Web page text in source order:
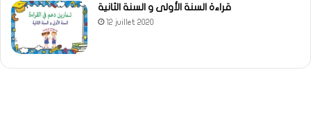
قراءة السنة الأولى و السنة الثانية
12 juillet 2020